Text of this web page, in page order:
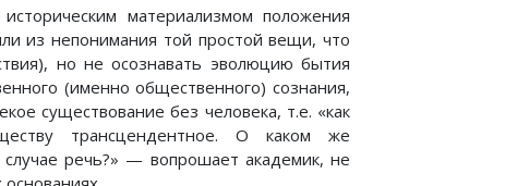
материализмом положения
из непонимания той простой вещи, что
но не осознавать эволюцию бытия
(именно общественного) сознания,
существование без человека, т.е. «как
трансцендентное. О каком же
речь?» — вопрошает академик, не